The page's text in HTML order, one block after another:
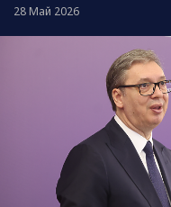
28 Май 2026